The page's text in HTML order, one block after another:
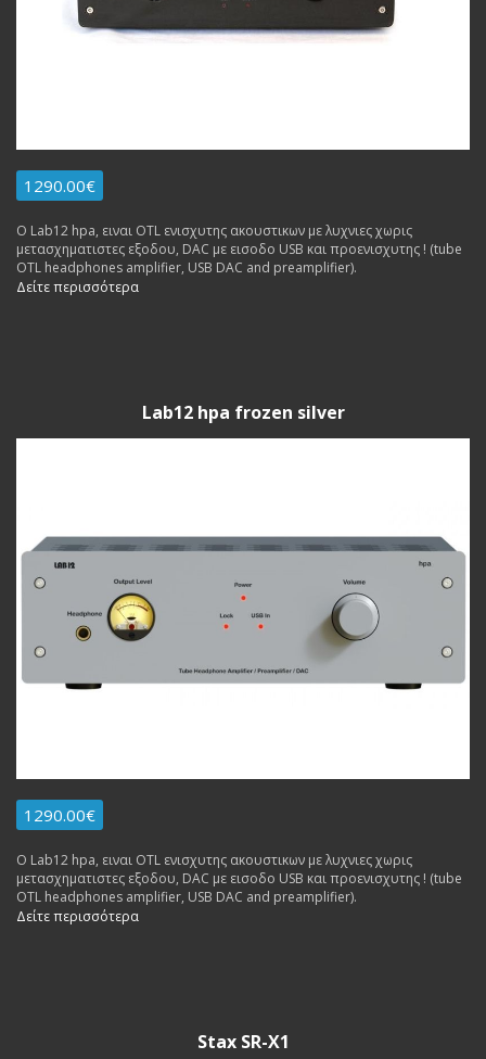
1290.00€
Ο Lab12 hpa, ειναι OTL ενισχυτης ακουστικων με λυχνιες χωρις
μετασχηματιστες εξοδου, DAC με εισοδο USB και προενισχυτης ! (tube
OTL headphones amplifier, USB DAC and preamplifier).
Δείτε περισσότερα
Lab12 hpa frozen silver
1290.00€
Ο Lab12 hpa, ειναι OTL ενισχυτης ακουστικων με λυχνιες χωρις
μετασχηματιστες εξοδου, DAC με εισοδο USB και προενισχυτης ! (tube
OTL headphones amplifier, USB DAC and preamplifier).
Δείτε περισσότερα
Stax SR-X1